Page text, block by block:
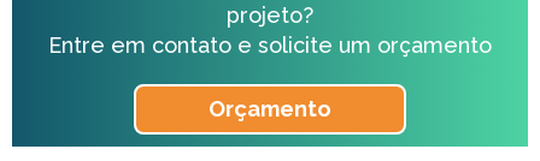
projeto?
Entre em contato e solicite um orçamento
Orçamento